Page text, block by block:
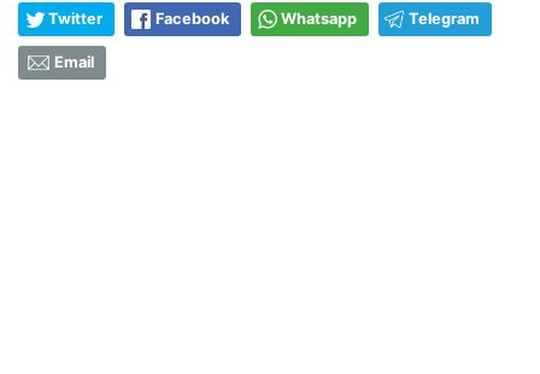
Twitter Facebook Whatsapp Telegram
Email